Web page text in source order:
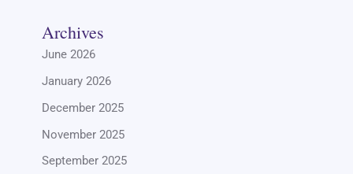
Archives
June 2026
January 2026
December 2025
November 2025
September 2025